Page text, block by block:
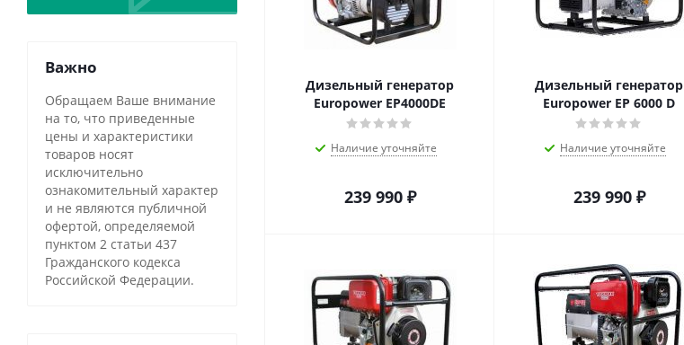
Дизельный генератор
Europower EP4000DE
Наличие уточняйте
239 990₽
Дизельный генератор
Europower EP 6000 D
Наличие уточняйте
239 990₽
Важно
Обращаем Ваше внимание
на то, что приведенные
цены и характеристики
товаров носят
исключительно
ознакомительный характер
и не являются публичной
офертой, определяемой
пунктом 2 статьи 437
Гражданского кодекса
Российской Федерации.